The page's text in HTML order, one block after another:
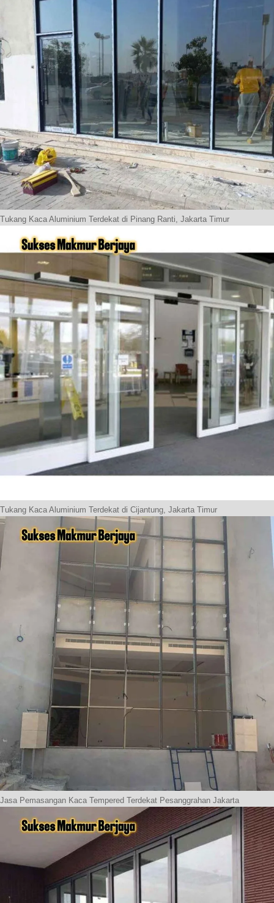
Tukang Kaca Aluminium Terdekat di Pinang Ranti, Jakarta Timur
Tukang Kaca Aluminium Terdekat di Cijantung, Jakarta Timur
Jasa Pemasangan Kaca Tempered Terdekat Pesanggrahan Jakarta